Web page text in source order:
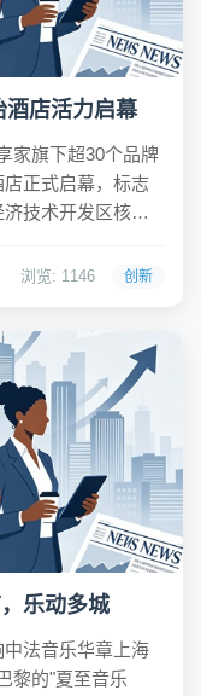
酒店活力启幕
家旗下超30个品牌
正式启幕，标志
技术开发区核心
有209间客房及套
浏览: 1146 创新
乐动多城
法音乐华章上海
黎的"夏至音乐